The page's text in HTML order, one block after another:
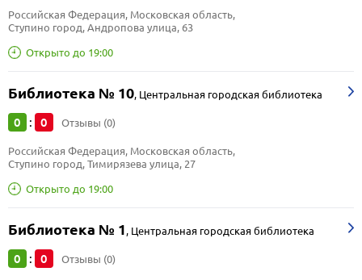
Открыто до 19:00
Российская Федерация, Московская область,
Ступино город, Андропова улица, 63
Библиотека № 10, Центральная городская библиотека
0 : 0 Отзывы (0)
Открыто до 19:00
Российская Федерация, Московская область,
Ступино город, Тимирязева улица, 27
Библиотека № 1, Центральная городская библиотека
0 : 0 Отзывы (0)